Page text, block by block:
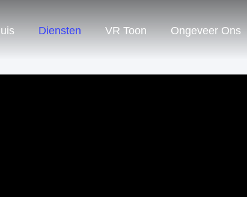
Diensten VR Toon Ongeveer Ons